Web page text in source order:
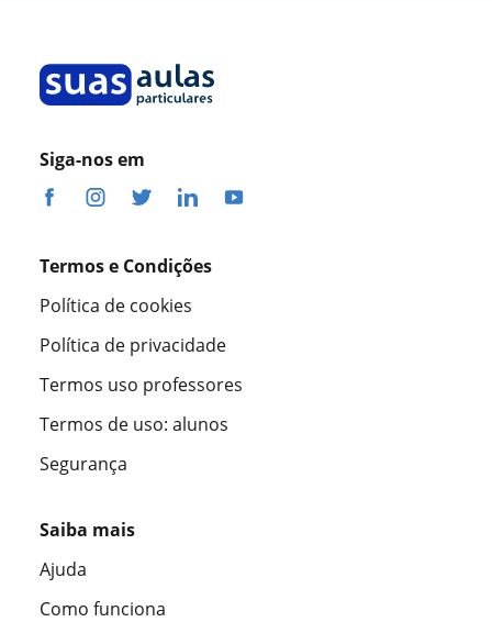
Siga-nos em
Termos e Condições
Política de cookies
Política de privacidade
Termos uso professores
Termos de uso: alunos
Segurança
Saiba mais
Ajuda
Como funciona